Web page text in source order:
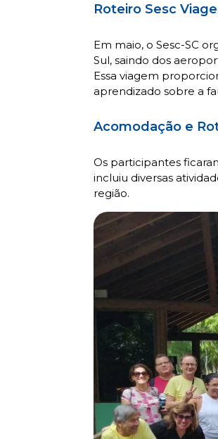
Roteiro Sesc
Em maio, o Sesc-SC
Sul, saindo dos
Essa viagem
aprendizado sobre a
Acomodação e
Os participantes
incluiu diversas
região.